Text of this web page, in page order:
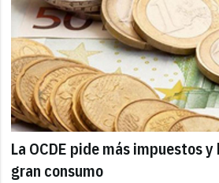
La OCDE pide más impuestos
gran consumo